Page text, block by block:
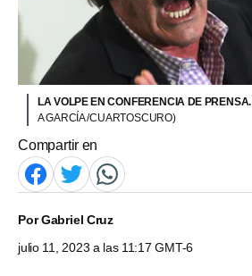
LA VOLPE EN CONFERENCIA DE PRENSA.
A GARCÍA /CUARTOSCURO)
Compartir en
PorGabriel Cruz
julio 11, 2023 a las 11:17 GMT-6